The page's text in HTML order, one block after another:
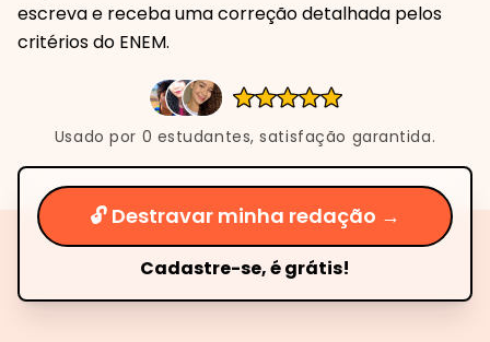
escreva e receba uma correção detalhada pelos
critérios do ENEM.
Usado por 0 estudantes, satisfação garantida.
🔓 Destravar minha redação →
Cadastre-se, é grátis!